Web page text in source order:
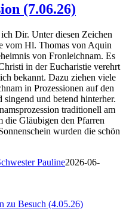
(7.06.26)
Dir. Unter diesen Zeichen
vom Hl. Thomas von Aquin
von Fronleichnam. Es
in der Eucharistie verehrt
bekannt. Dazu ziehen viele
in Prozessionen auf den
singend und betend hinterher.
traditionell am
die Gläubigen den Pfarren
wurden die schön
Pauline2026-06-
zu Besuch (4.05.26)